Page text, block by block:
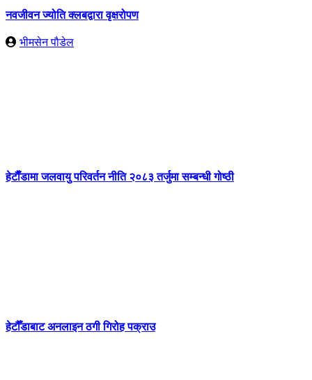
नवजीवन ज्योति क्लबद्वारा वृक्षरोपण
भीमसेन पौडेल
हेटाैँडामा जलवायु परिवर्तन नीति २०८३ तर्जुमा सम्बन्धी गोष्ठी
हेटौँडाबाट अनलाइन ठगी गिरोह पक्राउ